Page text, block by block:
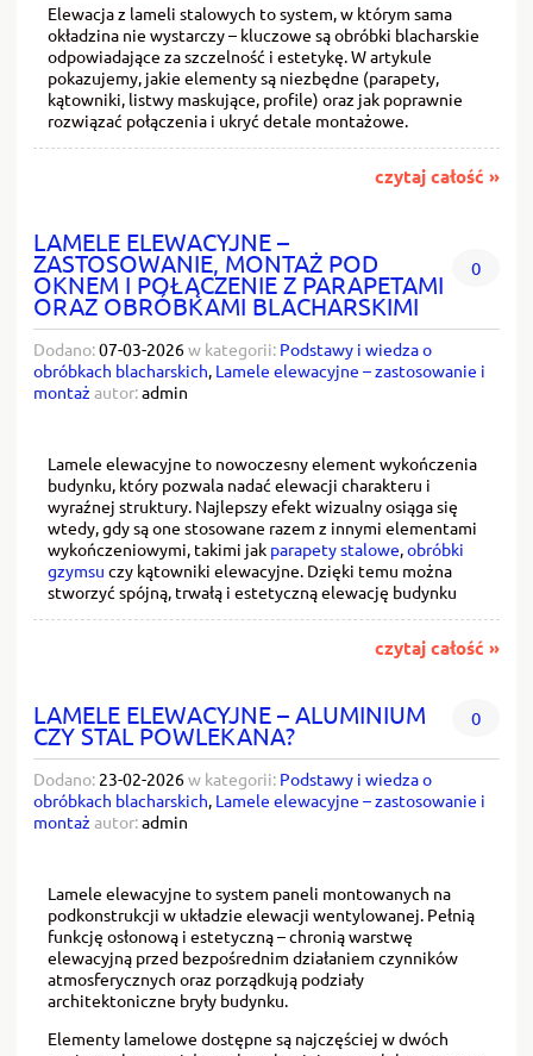
Elewacja z lameli stalowych to system, w którym sama
okładzina nie wystarczy – kluczowe są obróbki blacharskie
odpowiadające za szczelność i estetykę. W artykule
pokazujemy, jakie elementy są niezbędne (parapety,
kątowniki, listwy maskujące, profile) oraz jak poprawnie
rozwiązać połączenia i ukryć detale montażowe.
czytaj całość »
LAMELE ELEWACYJNE –
ZASTOSOWANIE, MONTAŻ POD
OKNEM I POŁĄCZENIE Z PARAPETAMI
ORAZ OBRÓBKAMI BLACHARSKIMI
0
Dodano:07-03-2026w kategorii: Podstawy i wiedza o
obróbkach blacharskich, Lamele elewacyjne – zastosowanie i
montaż autor:admin
Lamele elewacyjne to nowoczesny element wykończenia
budynku, który pozwala nadać elewacji charakteru i
wyraźnej struktury. Najlepszy efekt wizualny osiąga się
wtedy, gdy są one stosowane razem z innymi elementami
wykończeniowymi, takimi jak parapety stalowe,obróbki
gzymsu czy kątowniki elewacyjne. Dzięki temu można
stworzyć spójną, trwałą i estetyczną elewację budynku
czytaj całość »
LAMELE ELEWACYJNE – ALUMINIUM
CZY STAL POWLEKANA?
0
Dodano: 23-02-2026w kategorii: Podstawy i wiedza o
obróbkach blacharskich Lamele elewacyjne – zastosowanie i
montaż autor:admin
Lamele elewacyjne to system paneli montowanych na
podkonstrukcji w układzie elewacji wentylowanej. Pełnią
funkcję osłonową i estetyczną – chronią warstwę
elewacyjną przed bezpośrednim działaniem czynników
atmosferycznych oraz porządkują podziały
architektoniczne bryły budynku.
Elementy lamelowe dostępne są najczęściej w dwóch